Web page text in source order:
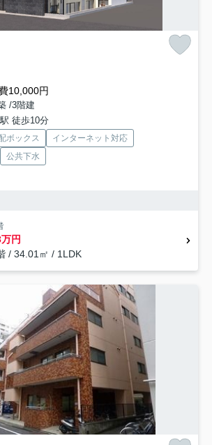
10,000円
/3階建
徒歩10分
ボックス
インターネット対応
公共下水
円
/ 34.01㎡ / 1LDK